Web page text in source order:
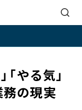
やる気」――
の現実